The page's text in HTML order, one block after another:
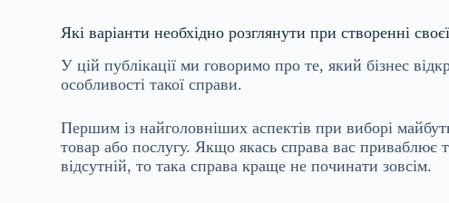
Які варіанти необхідно розглянути при створенні
У цій публікації ми говоримо про те, який бізнес
особливості такої справи.
Першим із найголовніших аспектів при виборі
товар або послугу. Якщо якась справа вас приваблює
відсутній, то така справа краще не починати зовсім.